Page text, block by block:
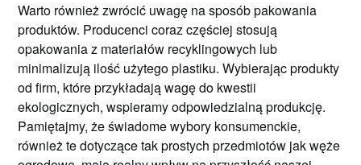
Warto również zwrócić uwagę na sposób pakowania
produktów. Producenci coraz częściej stosują
opakowania z materiałów recyklingowych lub
minimalizują ilość użytego plastiku. Wybierając produkty
od firm, które przykładają wagę do kwestii
ekologicznych, wspieramy odpowiedzialną produkcję.
Pamiętajmy, że świadome wybory konsumenckie,
również te dotyczące tak prostych przedmiotów jak węże